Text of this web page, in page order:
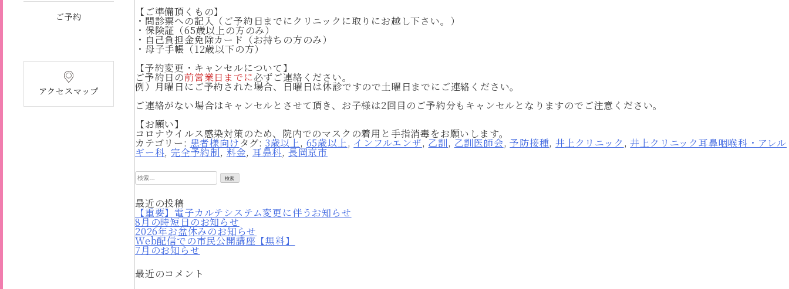
ご予約
アクセスマップ
【ご準備頂くもの】
・問診票への記入（ご予約日までにクリニックに取りにお越し下さい。）
・保険証（65歳以上の方のみ）
・自己負担金免除カード（お持ちの方のみ）
・母子手帳（12歳以下の方）
【予約変更・キャンセルについて】
ご予約日の前営業日までに必ずご連絡ください。
例）月曜日にご予約された場合、日曜日は休診ですので土曜日までにご連絡ください。
ご連絡がない場合はキャンセルとさせて頂き、お子様は2回目のご予約分もキャンセルとなりますのでご注意ください。
【お願い】
コロナウイルス感染対策のため、院内でのマスクの着用と手指消毒をお願いします。
カテゴリー: 患者様向けタグ: 3歳以上, 65歳以上, インフルエンザ, 乙訓, 乙訓医師会,予防接種,井上クリニック ,井上クリニック耳鼻咽喉科・アレル
ギー科,完全予約制,料金,耳鼻科,長岡京市
検
索:
最近の投稿
【重要】電子カルテシステム変更に伴うお知らせ
8月の時短日のお知らせ
2026年お盆休みのお知らせ
Web配信での市民公開講座【無料】
7月のお知らせ
最近のコメント